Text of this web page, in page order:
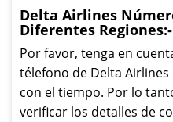
Delta Airlines
Diferentes Regiones:-
Por favor, tenga en
télefono de Delta
con el tiempo. Por lo
verificar los detalles de